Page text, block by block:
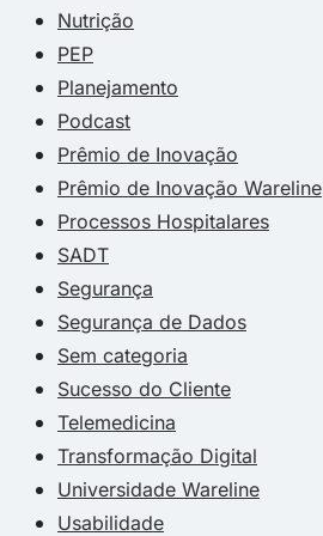
Nutrição
PEP
Planejamento
Podcast
Prêmio de Inovação
Prêmio de Inovação Wareline
Processos Hospitalares
SADT
Segurança
Segurança de Dados
Sem categoria
Sucesso do Cliente
Telemedicina
Transformação Digital
Universidade Wareline
Usabilidade